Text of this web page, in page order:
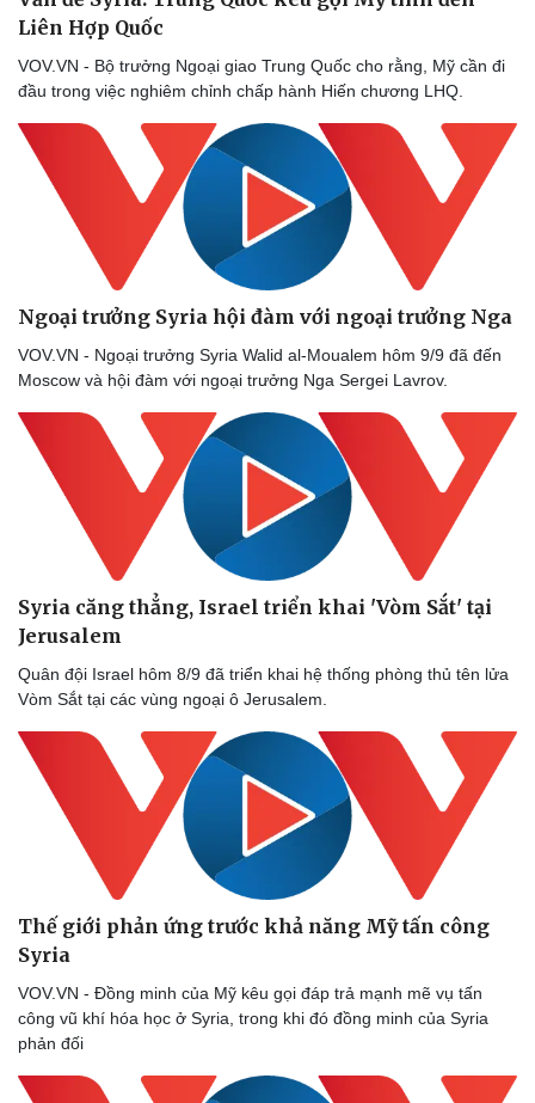
Du lịch
Tư vấn
Săn Tour
check-in
Câu chuyện thời sự
Đọc truyện đêm khuya
Hạt giống tâm hồn
Liên Hợp Quốc
VOV.VN - Bộ trưởng Ngoại giao Trung Quốc cho rằng, Mỹ cần đi
đầu trong việc nghiêm chỉnh chấp hành Hiến chương LHQ.
Ngoại trưởng Syria hội đàm với ngoại trưởng Nga
VOV.VN - Ngoại trưởng Syria Walid al-Moualem hôm 9/9 đã đến
Moscow và hội đàm với ngoại trưởng Nga Sergei Lavrov.
Syria căng thẳng, Israel triển khai 'Vòm Sắt' tại
Jerusalem
Quân đội Israel hôm 8/9 đã triển khai hệ thống phòng thủ tên lửa
Vòm Sắt tại các vùng ngoại ô Jerusalem.
Thế giới phản ứng trước khả năng Mỹ tấn công
Syria
VOV.VN - Đồng minh của Mỹ kêu gọi đáp trả mạnh mẽ vụ tấn
công vũ khí hóa học ở Syria, trong khi đó đồng minh của Syria
phản đối